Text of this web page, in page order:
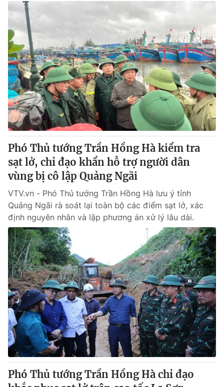
Phó Thủ tướng Trần Hồng Hà kiểm tra
sạt lở, chỉ đạo khẩn hỗ trợ người dân
vùng bị cô lập Quảng Ngãi
VTV.vn - Phó Thủ tướng Trần Hồng Hà lưu ý tỉnh
Quảng Ngãi rà soát lại toàn bộ các điểm sạt lở, xác
định nguyên nhân và lập phương án xử lý lâu dài.
Phó Thủ tướng Trần Hồng Hà chỉ đạo